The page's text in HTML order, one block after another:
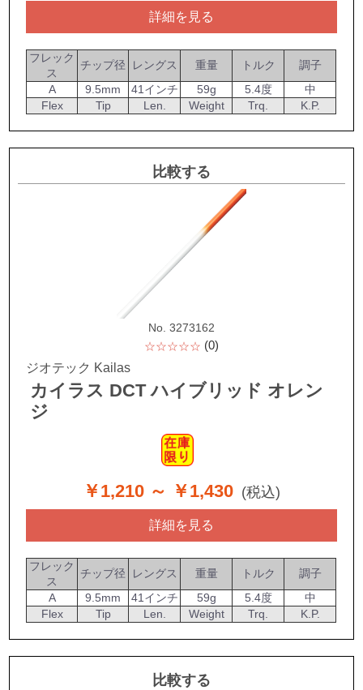
詳細を見る
フレック
ス
チップ径 レングス 重量 トルク
調子
A
9.5mm 41インチ 59g 5.4度
中
Flex
Tip Len. Weight Trq. K.P.
比較する
No. 3273162
☆☆☆☆☆ (0)
ジオテック Kailas
カイラス DCT ハイブリッド オレン
ジ
￥1,210 ～ ￥1,430 (税込)
詳細を見る
フレック
ス
チップ径 レングス 重量 トルク
調子
A
9.5mm 41インチ 59g 5.4度
中
Flex
Tip Len. Weight Trq. K.P.
比較する